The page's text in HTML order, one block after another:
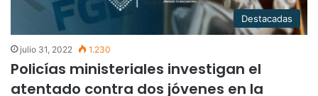
Destacadas
julio 31, 2022 1.230
Policías ministeriales investigan el
atentado contra dos jóvenes en la